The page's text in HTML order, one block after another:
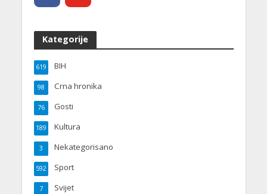
Kategorije
BIH
619
Crna hronika
98
Gosti
76
Kultura
189
Nekategorisano
3
Sport
592
Svijet
7